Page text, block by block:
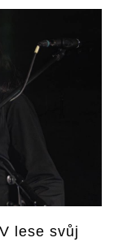
lese svůj